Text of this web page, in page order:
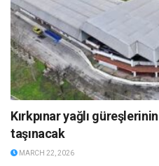
Kırkpınar yağlı
taşınacak
MARCH 22, 2026